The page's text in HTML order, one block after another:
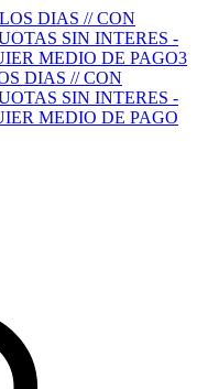
DIAS // CON
SIN INTERES -
MEDIO DE PAGO3
DIAS // CON
SIN INTERES -
MEDIO DE PAGO